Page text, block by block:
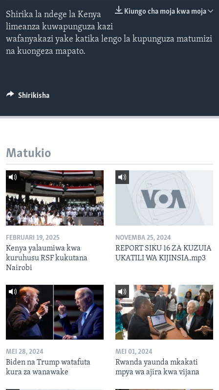
Kiungo cha moja kwa moja
Shirika la ndege la Kenya
limeanza kuwapunguza kazi
wafanyakazi yake katika lengo la kupunguza matumizi
na kuongeza mapato.
Shirikisha
Matukio
FEBRUARI 19, 2025
Kenya yalaumiwa kwa
kuruhusu RSF kukutana
Nairobi
NOVEMBA 25, 2024
REPORT SIKU 16 ZA KUZUIA
UKATILI WA KIJINSIA.mp3
MEI 28, 2024
Biden na Trump watafuta
kura za wanawake
MEI 01, 2024
Rwanda yaunda mkakati
mpya wa ajira kwa vijana